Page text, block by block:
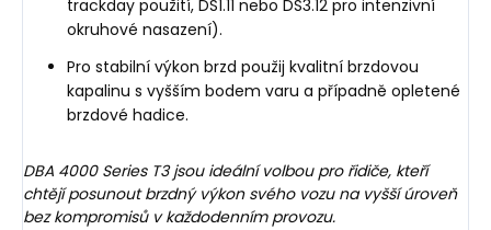
trackday použití, DS1.11 nebo DS3.12 pro intenzivní
okruhové nasazení).
Pro stabilní výkon brzd použij kvalitní brzdovou
kapalinu s vyšším bodem varu a případně opletené
brzdové hadice.
DBA 4000 Series T3 jsou ideální volbou pro řidiče, kteří
chtějí posunout brzdný výkon svého vozu na vyšší úroveň
bez kompromisů v každodenním provozu.